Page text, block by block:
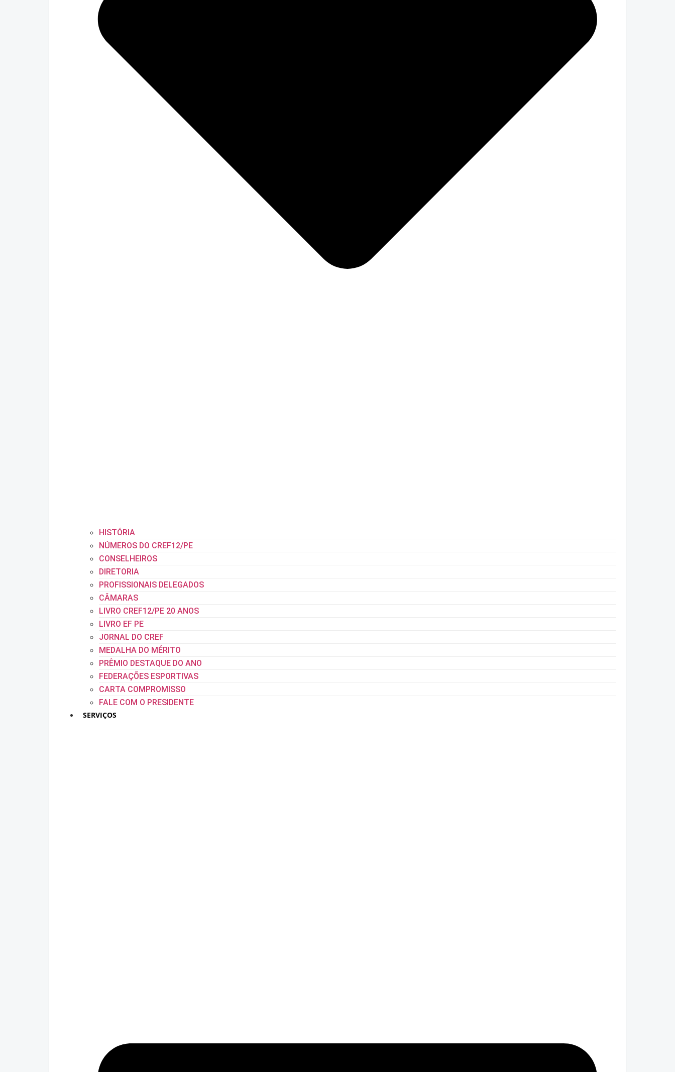
HISTÓRIA
NÚMEROS DO CREF12/PE
CONSELHEIROS
DIRETORIA
PROFISSIONAIS DELEGADOS
CÂMARAS
LIVRO CREF12/PE 20 ANOS
LIVRO EF PE
JORNAL DO CREF
MEDALHA DO MÉRITO
PRÊMIO DESTAQUE DO ANO
FEDERAÇÕES ESPORTIVAS
CARTA COMPROMISSO
FALE COM O PRESIDENTE
SERVIÇOS